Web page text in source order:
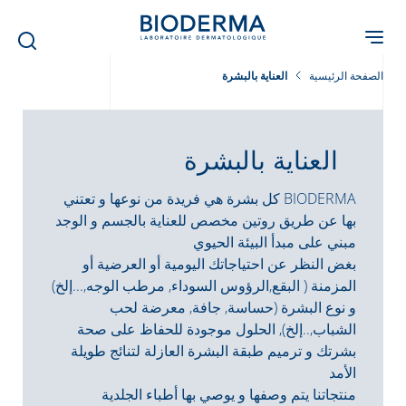
content
الصفحة الرئيسية العناية بالبشرة
العناية بالبشرة
كل بشرة هي فريدة من نوعها و تعتني BIODERMA
مبني على مبدأ البيئة الحيوي
بغض النظر عن احتياجاتك اليومية أو العرضية أو
المزمنة ( البقع,الرؤوس السوداء, مرطب الوجه,...إلخ)
و نوع البشرة (حساسة, جافة, معرضة لحب
الشباب,..إلخ), الحلول موجودة للحفاظ على صحة
بشرتك و ترميم طبقة البشرة العازلة لتنائج طويلة
الأمد
منتجاتنا يتم وصفها و يوصي بها أطباء الجلدية